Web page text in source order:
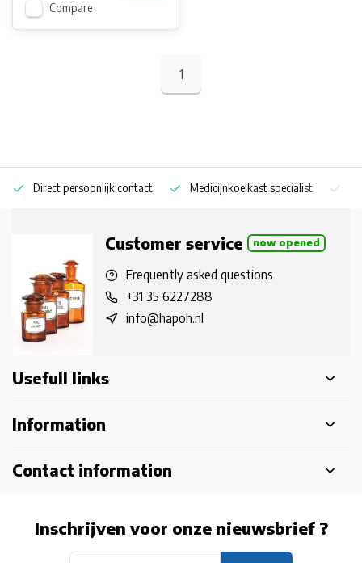
Compare
1
Direct persoonlijk contact Medicijnkoelkast specialist
Customer service now opened
Frequently asked questions
+31 35 6227288
info@hapoh.nl
Usefull links
Information
Contact information
Inschrijven voor onze nieuwsbrief ?